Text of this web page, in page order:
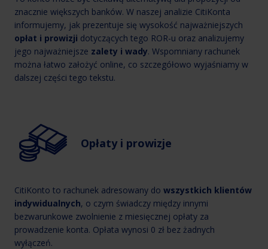
znacznie większych banków. W naszej analizie CitiKonta
informujemy, jak prezentuje się wysokość najważniejszych
opłat i prowizji dotyczących tego ROR-u oraz analizujemy
jego najważniejsze zalety i wady. Wspomniany rachunek
można łatwo założyć online, co szczegółowo wyjaśniamy w
dalszej części tego tekstu.
Opłaty i prowizje
CitiKonto to rachunek adresowany do wszystkich klientów
indywidualnych, o czym świadczy między innymi
bezwarunkowe zwolnienie z miesięcznej opłaty za
prowadzenie konta. Opłata wynosi 0 zł bez żadnych
wyłączeń.